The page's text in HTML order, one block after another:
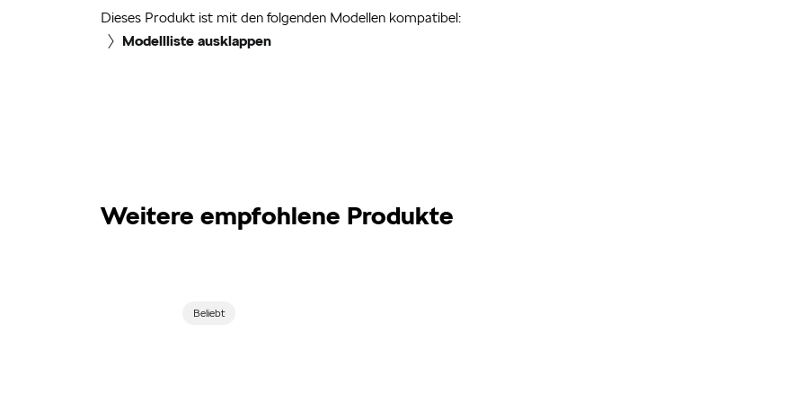
Dieses Produkt ist mit den folgenden Modellen kompatibel:
Modellliste ausklappen
Weitere empfohlene Produkte
Beliebt